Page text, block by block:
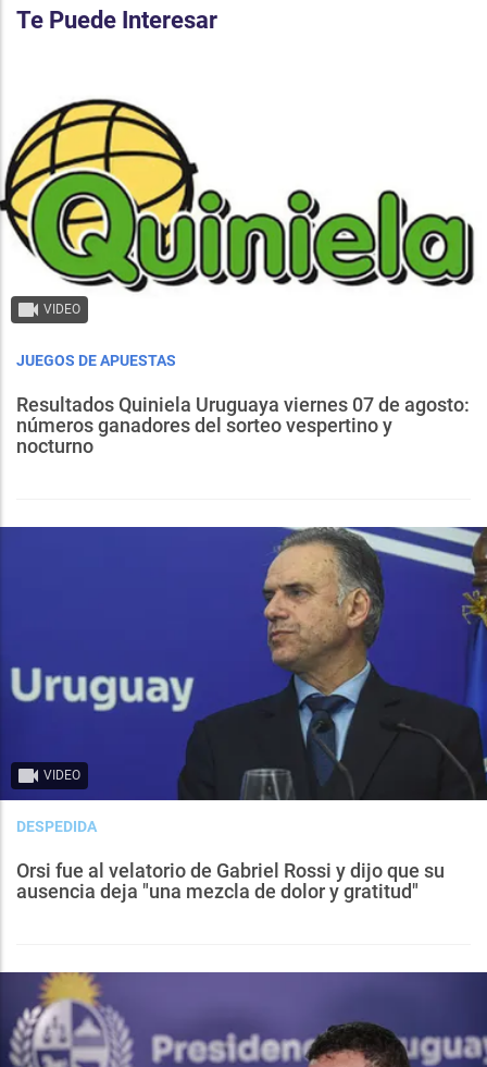
Te Puede Interesar
VIDEO
JUEGOS DE APUESTAS
Resultados Quiniela Uruguaya viernes 07 de agosto:
números ganadores del sorteo vespertino y
nocturno
VIDEO
DESPEDIDA
Orsi fue al velatorio de Gabriel Rossi y dijo que su
ausencia deja "una mezcla de dolor y gratitud"